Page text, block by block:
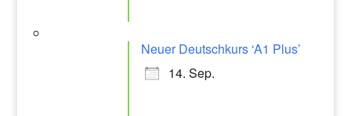
Neuer Deutschkurs ‘A1 Plus’
14. Sep.